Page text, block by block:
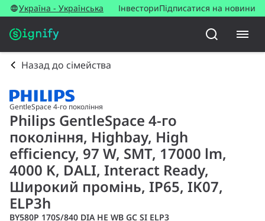
Україна - Українська ІнвесториПідписатися на новини
Назад до сімейства
GentleSpace 4-го покоління
Philips GentleSpace 4-го
покоління, Highbay, High
efficiency, 97 W, SMT, 17000 lm,
4000 K, DALI, Interact Ready,
Широкий промінь, IP65, IK07,
ELP3h
BY580P 170S/840 DIA HE WB GC SI ELP3